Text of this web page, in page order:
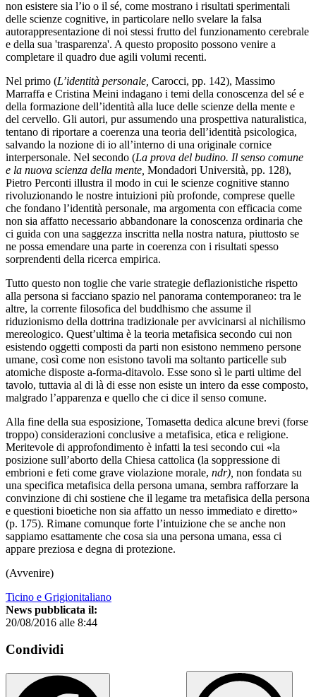
non esistere sia l’io o il sé, come mostrano i risultati sperimentali
delle scienze cognitive, in particolare nello svelare la falsa
autorappresentazione di noi stessi frutto del funzionamento cerebrale
e della sua 'trasparenza'. A questo proposito possono venire a
completare il quadro due agili volumi recenti.
Nel primo (L’identità personale, Carocci, pp. 142), Massimo
Marraffa e Cristina Meini indagano i temi della conoscenza del sé e
della formazione dell’identità alla luce delle scienze della mente e
del cervello. Gli autori, pur assumendo una prospettiva naturalistica,
tentano di riportare a coerenza una teoria dell’identità psicologica,
salvando la nozione di io all’interno di una originale cornice
interpersonale. Nel secondo (La prova del budino. Il senso comune
e la nuova scienza della mente, Mondadori Università, pp. 128),
Pietro Perconti illustra il modo in cui le scienze cognitive stanno
rivoluzionando le nostre intuizioni più profonde, comprese quelle
che fondano l’identità personale, ma argomenta con efficacia come
non sia affatto necessario abbandonare la conoscenza ordinaria che
ci guida con una saggezza inscritta nella nostra natura, piuttosto se
ne possa emendare una parte in coerenza con i risultati spesso
sorprendenti della ricerca empirica.
Tutto questo non toglie che varie strategie deflazionistiche rispetto
alla persona si facciano spazio nel panorama contemporaneo: tra le
altre, la corrente filosofica del buddhismo che assume il
riduzionismo della dottrina tradizionale per avvicinarsi al nichilismo
mereologico. Quest’ultima è la teoria metafisica secondo cui non
esistendo oggetti composti da parti non esistono nemmeno persone
umane, così come non esistono tavoli ma soltanto particelle sub
atomiche disposte a-forma-ditavolo. Esse sono sì le parti ultime del
tavolo, tuttavia al di là di esse non esiste un intero da esse composto,
malgrado l’apparenza e quello che ci dice il senso comune.
Alla fine della sua esposizione, Tomasetta dedica alcune brevi (forse
troppo) considerazioni conclusive a metafisica, etica e religione.
Meritevole di approfondimento è infatti la tesi secondo cui «la
posizione sull’aborto della Chiesa cattolica (la soppressione di
embrioni e feti come grave violazione morale, ndr), non fondata su
una specifica metafisica della persona umana, sembra rafforzare la
convinzione di chi sostiene che il legame tra metafisica della persona
e questioni bioetiche non sia affatto un nesso immediato e diretto»
(p. 175). Rimane comunque forte l’intuizione che se anche non
sappiamo esattamente che cosa sia una persona umana, essa ci
appare preziosa e degna di protezione.
(Avvenire)
Ticino e Grigionitaliano
News pubblicata il:
20/08/2016 alle 8:44
Condividi